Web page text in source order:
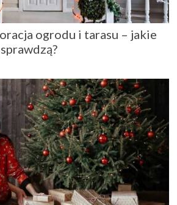
ogrodu i tarasu – jakie